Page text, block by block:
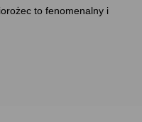
to fenomenalny i